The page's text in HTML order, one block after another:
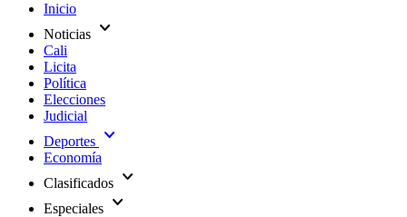
Inicio
Noticias expand_more
Cali
Licita
Política
Elecciones
Judicial
Deportes expand_more
Economía
Clasificados expand_more
Especiales expand_more